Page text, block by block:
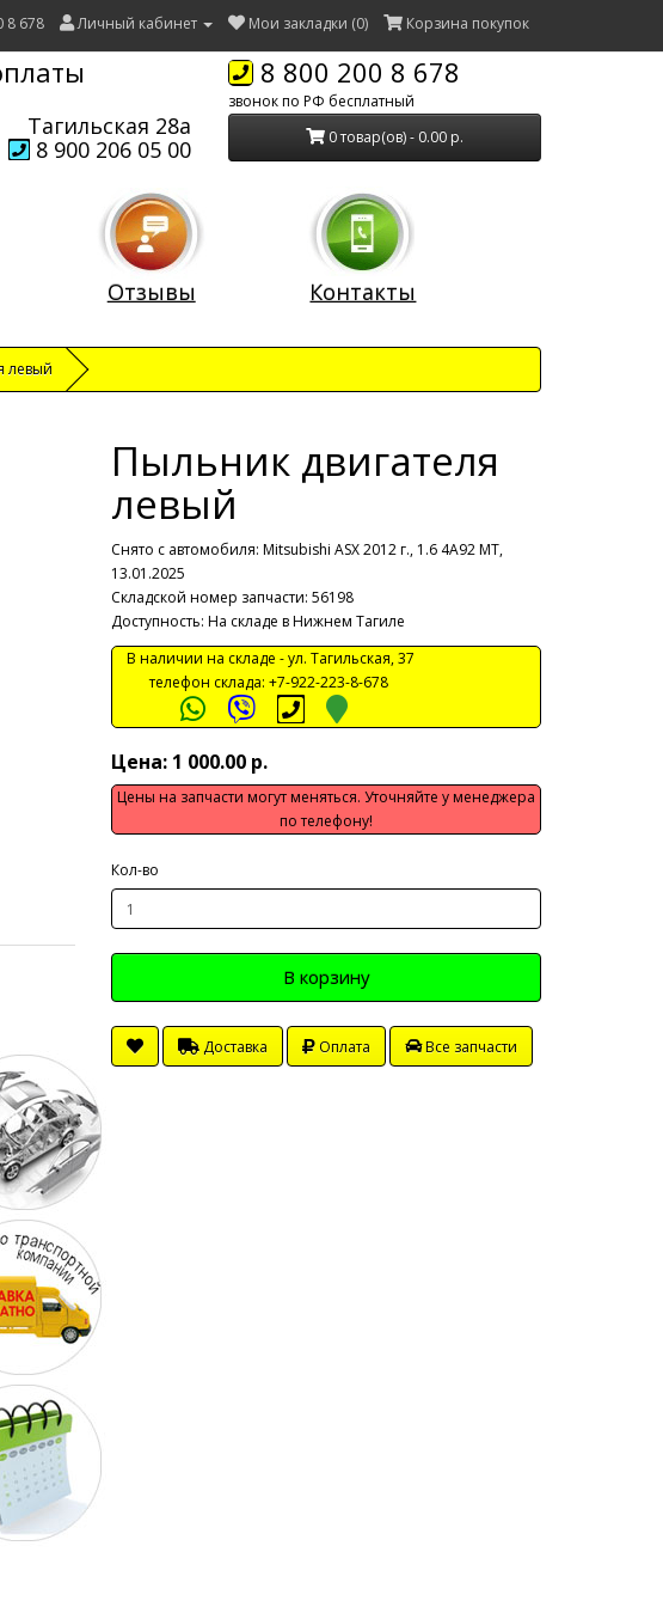
8 678 Личный кабинет Мои закладки (0) Корзина покупок
Тагильская 28а
8 900 206 05 00
8 800 200 8 678
звонок по РФ бесплатный
0 товар(ов) - 0.00 р.
Отзывы Контакты
левый
Пыльник двигателя
левый
Снято с автомобиля: Mitsubishi ASX 2012 г., 1.6 4А92 МТ,
13.01.2025
Складской номер запчасти: 56198
Доступность: На складе в Нижнем Тагиле
В наличии на складе -ул. Тагильская, 37
телефон склада: +7-922-223-8-678
Цена: 1 000.00 р.
Цены на запчасти могут меняться. Уточняйте у менеджера
по телефону!
Кол-во
В корзину
Доставка Оплата Все запчасти